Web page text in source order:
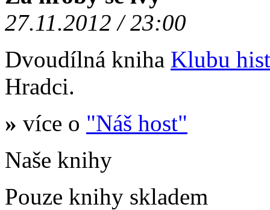
27.11.2012 / 23:00
Dvoudílná kniha Klubu
Hradci.
» více o "Náš host"
Naše knihy
Pouze knihy skladem